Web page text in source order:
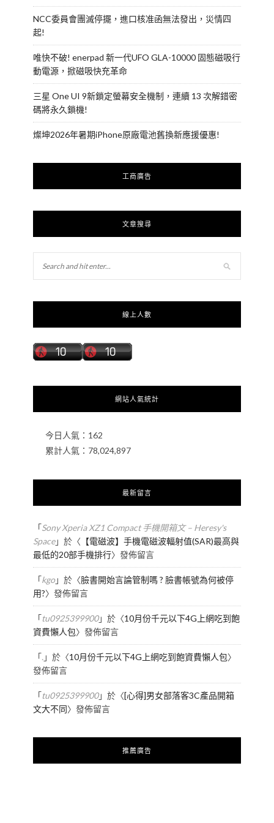
NCC委員會團滅停擺，進口核准函無法發出，災情四
起!
唯快不破! enerpad 新一代UFO GLA-10000 固態磁吸行
動電源，掀磁吸快充革命
三星 One UI 9新鎖定螢幕安全機制，連續 13 次解錯密
碼將永久鎖機!
燦坤2026年暑期iPhone原廠電池舊換新應援優惠!
工商廣告
文章搜尋
線上人數
網站人氣統計
今日人氣： 162
累計人氣： 78,024,897
最新留言
「Sony Xperia XZ1 Compact 手機開箱文 – Heresy's
Space」於〈 【電磁波】手機電磁波輻射值(SAR)最高與
最低的20部手機排行〉發佈留言
「kgo」於〈臉書開始言論管制嗎 ? 臉書帳號為何被停
用?〉發佈留言
「tu0925399900」於〈10月份千元以下4G上網吃到飽
資費懶人包〉發佈留言
「.」於〈10月份千元以下4G上網吃到飽資費懶人包〉
發佈留言
「tu0925399900」於〈[心得]男女部落客3C產品開箱
文大不同〉發佈留言
推薦廣告